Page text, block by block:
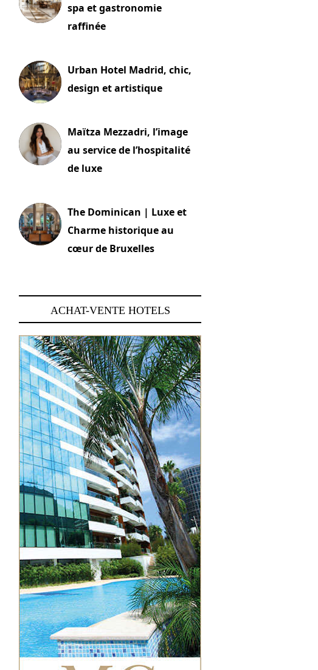
spa et gastronomie
raffinée
Urban Hotel Madrid, chic,
design et artistique
Maïtza Mezzadri, l’image
au service de l’hospitalité
de luxe
The Dominican | Luxe et
Charme historique au
cœur de Bruxelles
ACHAT-VENTE HOTELS